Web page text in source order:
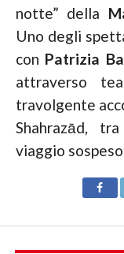
notte” della
Uno degli
con Patrizia
attraverso
travolgente
Shahrazād,
viaggio